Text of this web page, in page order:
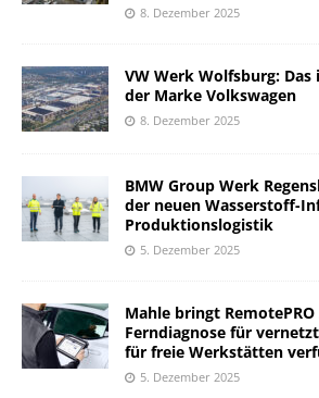
8. Dezember 2025
VW Werk Wolfsburg:
der Marke Volkswagen
8. Dezember 2025
BMW Group Werk
der neuen Wasserstoff-
Produktionslogistik
5. Dezember 2025
Mahle bringt
Ferndiagnose für
für freie Werkstätten
5. Dezember 2025